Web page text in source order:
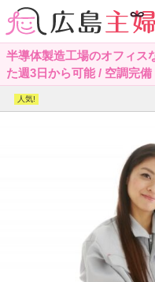
半導体製造工場のオフィス
た週3日から可能 / 空調完備